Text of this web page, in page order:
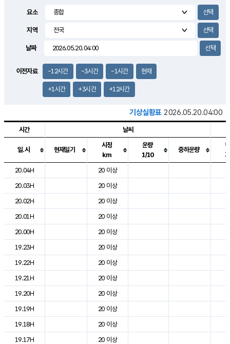
2.0m/s
요소
지역
날짜
이전자료 -12시간 -3시간 -1시간 현재
+1시간 +3시간 +12시간
기상실황표 2026.05.20.04:00
도시별 기상실황표로 지점, 날씨, 기온, 강수, 바람, 기압등을 안내한 표입
시간 날씨
일.시 현재일기
시정
km
운량
1/10
중하운량
20.04H
20 이상
20.03H
20 이상
20.02H
20 이상
20.01H
20 이상
20.00H
20 이상
19.23H
20 이상
19.22H
20 이상
19.21H
20 이상
19.20H
20 이상
19.19H
20 이상
19.18H
20 이상
19.17H
20 이상